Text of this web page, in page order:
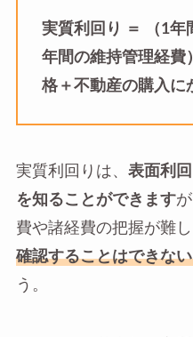
実質利回り ＝ （1年
年間の維持管理経費
格＋不動産の購入に
実質利回りは、 表面利
を知ることができます
費や諸経費の把握が難し
確認することはできない
う。